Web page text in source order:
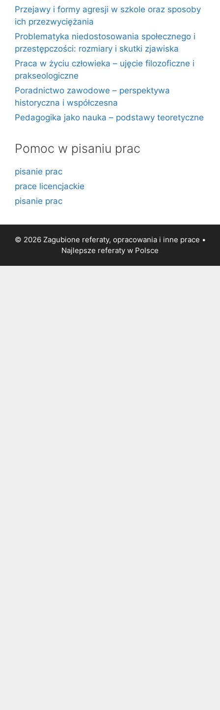
Przejawy i formy agresji w szkole oraz sposoby
ich przezwyciężania
Problematyka niedostosowania społecznego i
przestępczości: rozmiary i skutki zjawiska
Praca w życiu człowieka – ujęcie filozoficzne i
prakseologiczne
Poradnictwo zawodowe – perspektywa
historyczna i współczesna
Pedagogika jako nauka – podstawy teoretyczne
Pomoc w pisaniu prac
pisanie prac
prace licencjackie
pisanie prac
© 2026 Zagubione referaty, opracowania i inne prace •
Najlepsze referaty w Polsce